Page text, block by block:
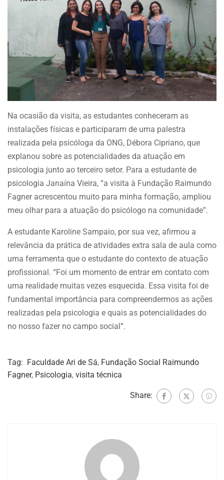
Na ocasião da visita, as estudantes conheceram as
instalações físicas e participaram de uma palestra
realizada pela psicóloga da ONG, Débora Cipriano, que
explanou sobre as potencialidades da atuação em
psicologia junto ao terceiro setor. Para a estudante de
psicologia Janaína Vieira, “a visita à Fundação Raimundo
Fagner acrescentou muito para minha formação, ampliou
meu olhar para a atuação do psicólogo na comunidade”.
A estudante Karoline Sampaio, por sua vez, afirmou a
relevância da prática de atividades extra sala de aula como
uma ferramenta que o estudante do contexto de atuação
profissional. “Foi um momento de entrar em contato com
uma realidade muitas vezes esquecida. Essa visita foi de
fundamental importância para compreendermos as ações
realizadas pela psicologia e quais as potencialidades do
no nosso fazer no campo social”.
Tag: Faculdade Ari de Sá, Fundação Social Raimundo
Fagner, Psicologia, visita técnica
Share: